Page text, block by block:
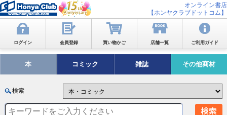
オンライン書店
【ホンヤクラブドットコム】
ログイン 会員登録 買い物かご 店舗一覧 ご利用ガイド
本 コミック 雑誌 その他商材
検索